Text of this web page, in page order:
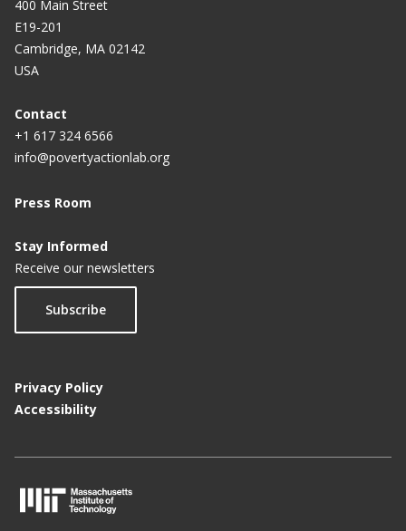
400 Main Street
E19-201
Cambridge, MA 02142
USA
Contact
+1 617 324 6566
info@povertyactionlab.org
Press Room
Stay Informed
Receive our newsletters
Subscribe
Privacy Policy
Accessibility